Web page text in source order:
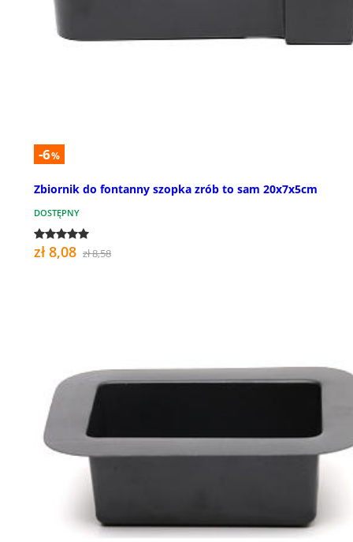
-6%
Zbiornik do fontanny szopka zrób to sam 20x7x5cm
DOSTĘPNY
zł 8,08 zł 8,58